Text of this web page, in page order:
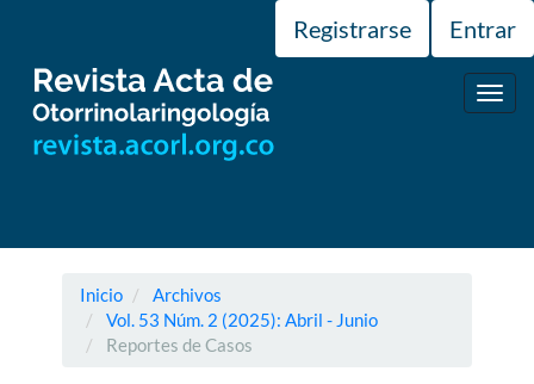
principal
Barra
lateral
Registrarse Entrar
Inicio
Archivos
Vol. 53 Núm. 2 (2025): Abril - Junio
Reportes de Casos